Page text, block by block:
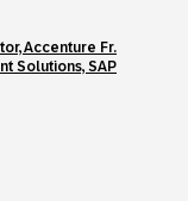
Accenture Fr.
Solutions, SAP